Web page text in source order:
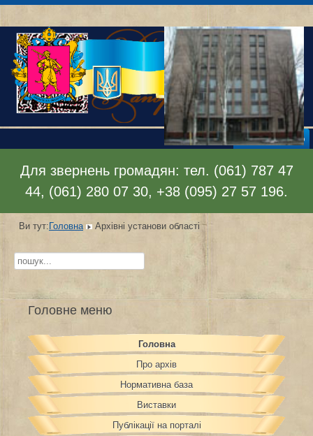
Відкрити меню
Для звернень громадян: тел. (061) 787 47
44, (061) 280 07 30, +38 (095) 27 57 196.
Ви тут:Головна Архівні установи області
Пошук...
Головне меню
Головна
Про архів
Нормативна база
Виставки
Публікації на порталі